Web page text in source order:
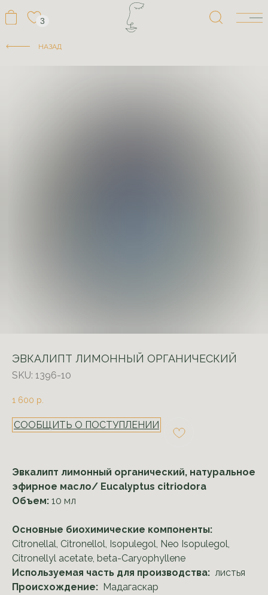
3
НАЗАД
ЭВКАЛИПТ ЛИМОННЫЙ ОРГАНИЧЕСКИЙ
SKU: 1396-10
1 600 р.
СООБЩИТЬ О ПОСТУПЛЕНИИ
Эвкалипт лимонный органический, натуральное
эфирное масло/ Eucalyptus citriodora
Объем: 10 мл
Основные биохимические компоненты:
Citronellal, Citronellol, Isopulegol, Neo Isopulegol,
Citronellyl acetate, beta-Caryophyllene
Используемая часть для производства: листья
Происхождение: Мадагаскар